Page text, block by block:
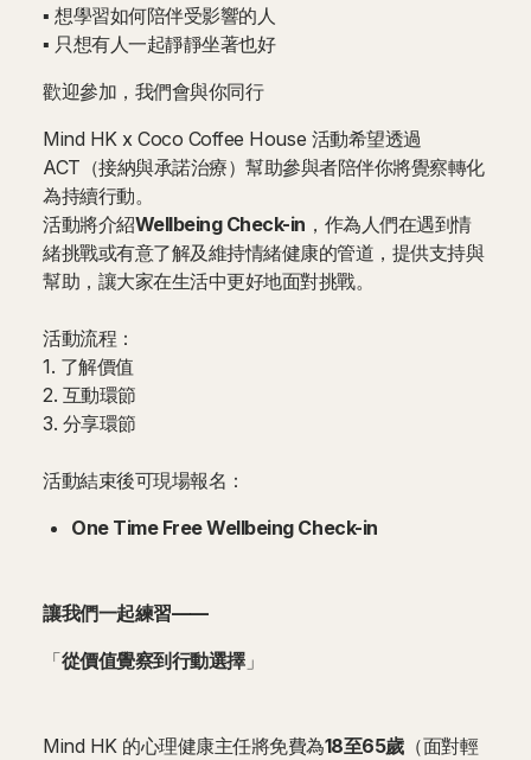
▪ 想學習如何陪伴受影響的人
▪ 只想有人一起靜靜坐著也好
歡迎參加，我們會與你同行
Mind HK x Coco Coffee House 活動希望透過
ACT（接納與承諾治療）幫助參與者陪伴你將覺察轉化
為持續行動。
活動將介紹Wellbeing Check-in ，作為人們在遇到情
緒挑戰或有意了解及維持情緒健康的管道，提供支持與
幫助，讓大家在生活中更好地面對挑戰。
活動流程：
1. 了解價值
2. 互動環節
3. 分享環節
活動結束後可現場報名：
One Time Free Wellbeing Check-in
讓我們一起練習——
「從價值覺察到行動選擇」
Mind HK 的心理健康主任將免費為18至65歲 （面對輕